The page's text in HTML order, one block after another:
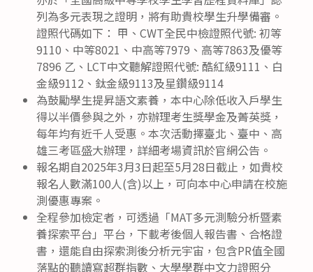
列為多元表現之證明，將有助貴校學生升學備審。
證照代碼如下： 甲、CWT全民中檢證照代號: 初等
9110、中等8021、中高等7979、高等7863及優等
7896 乙、LCT中文聽解證照代號: 酷紅級9111、白
金級9112、鈦金級9113及星鑽級9114
為鼓勵學生提昇語文素養，本中心除低收入戶學生
得以半價參與之外，亦辦理考生獎學金及菁英獎，
每年均有近千人受惠。本次活動擇臺北、臺中、高
雄三考區盛大辦理，詳細考場資訊於官網公告。
報名期自2025年3月3日起至5月28日截止，如貴校
報名人數滿100人(含)以上，可向本中心申請在校施
測優惠專案。
全程參加檢定者，可透過「MAT多元測驗分析暨素
養探索平台」平台，下載考後個人報告書、合格證
書，還能自由探索測後分析元宇宙，包含PR值全國
落點的聽讀寫超群指數、大學學群中文力證照分